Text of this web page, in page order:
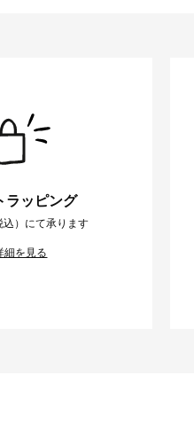
ラッピング
）にて承ります
細を見る